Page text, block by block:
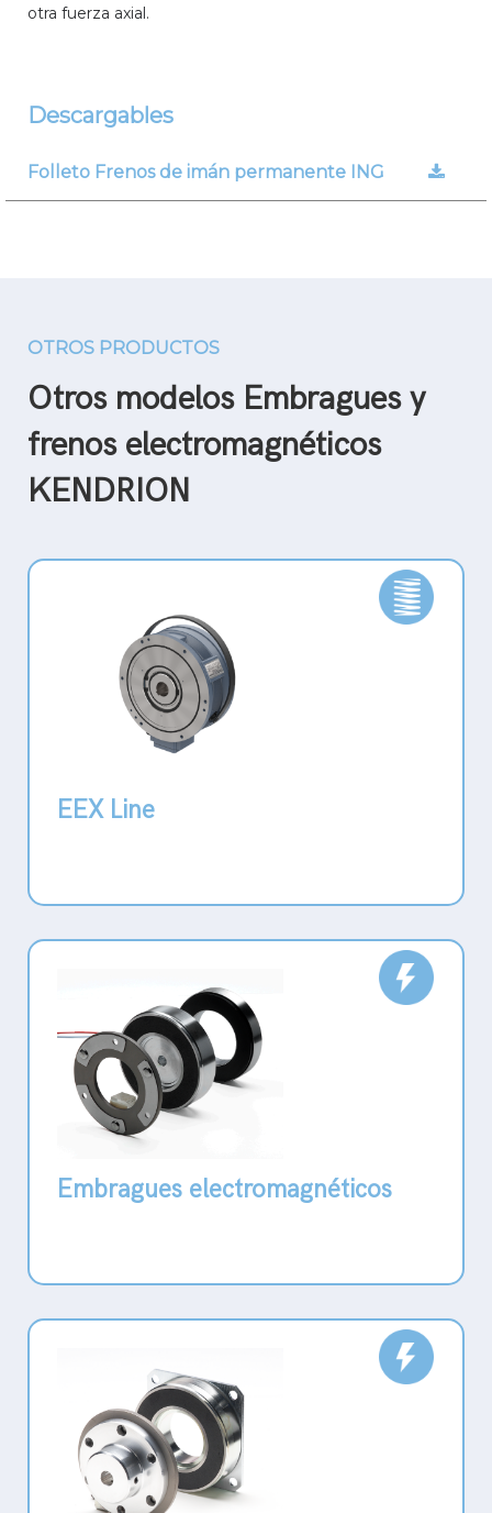
otra fuerza axial.
Descargables
Folleto Frenos de imán permanente ING
OTROS PRODUCTOS
Otros modelos Embragues y
frenos electromagnéticos
KENDRION
EEX Line
Embragues electromagnéticos